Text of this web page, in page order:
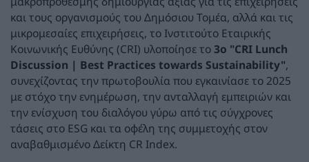
και τους οργανισμούς του Δημόσιου Τομέα, αλλά και τις
μικρομεσαίες επιχειρήσεις, το Ινστιτούτο Εταιρικής
Κοινωνικής Ευθύνης (CRI) υλοποίησε το3ο "CRI Lunch
Discussion | Best Practices towards Sustainability",
συνεχίζοντας την πρωτοβουλία που εγκαινίασε το 2025
με στόχο την ενημέρωση, την ανταλλαγή εμπειριών και
την ενίσχυση του διαλόγου γύρω από τις σύγχρονες
τάσεις στο ESG και τα οφέλη της συμμετοχής στον
αναβαθμισμένο Δείκτη CR Index.